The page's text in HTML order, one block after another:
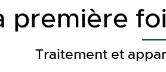
première
Traitement et